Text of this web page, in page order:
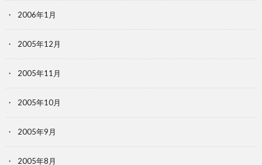
2006年1月
2005年12月
2005年11月
2005年10月
2005年9月
2005年8月